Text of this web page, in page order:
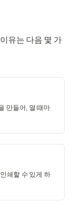
유는 다음 몇 가
만들어, 열 때마
쇄할 수 있게 하